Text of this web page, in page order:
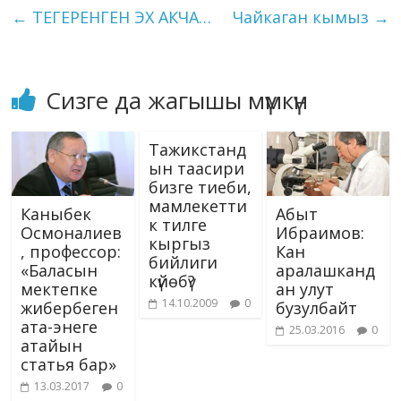
o m n p g as
l et y
k
← ТЕГЕРЕНГЕН ЭХ АКЧА… Чайкаган кымыз →
Сизге да жагышы мүмкүн
Каныбек
Осмоналиев
, профессор:
«Баласын
мектепке
жибербеген
ата-энеге
атайын
статья бар»
13.03.2017 0
Тажикстанд
ын таасири
бизге тиеби,
мамлекетти
к тилге
кыргыз
бийлиги
күйөбү?
14.10.2009 0
Абыт
Ибраимов:
Кан
аралашканд
ан улут
бузулбайт
25.03.2016 0